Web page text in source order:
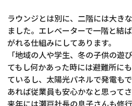
ラウンジとは別に、二階には大き
ました。エレベーターで一階と結
がれる仕組みにしてあります。
「地域の人や学生、冬の子供の遊
てもし何かあった時には避難所に
ているし、太陽光パネルで発電も
あれば従業員も安心かなと思って
来年には瀬戸社長の息子さんも修